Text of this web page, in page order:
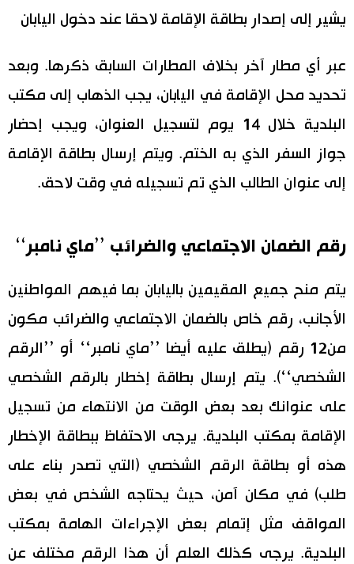
يشير إلى إصدار بطاقة الإقامة لاحقا عند دخول اليابان
عبر أي مطار آخر بخلاف المطارات السابق ذكرها. وبعد
تحديد محل الإقامة في اليابان، يجب الذهاب إلى مكتب
البلدية خلال 14 يوم لتسجيل العنوان، ويجب إحضار
جواز السفر الذي به الختم. ويتم إرسال بطاقة الإقامة
إلى عنوان الطالب الذي تم تسجيله في وقت لاحق.
رقم الضمان الاجتماعي والضرائب ’’ماي نامبر‘‘
يتم منح جميع المقيمين باليابان بما فيهم المواطنين
الأجانب، رقم خاص بالضمان الاجتماعي والضرائب مكون
من12 رقم (يطلق عليه أيضا ’’ماي نامبر‘‘ أو ’’الرقم
الشخصي‘‘). يتم إرسال بطاقة إخطار بالرقم الشخصي
على عنوانك بعد بعض الوقت من الانتهاء من تسجيل
الإقامة بمكتب البلدية. يرجى الاحتفاظ ببطاقة الإخطار
هذه أو بطاقة الرقم الشخصي (التي تصدر بناء على
طلب) في مكان آمن، حيث يحتاجه الشخص في بعض
المواقف مثل إتمام بعض الإجراءات الهامة بمكتب
البلدية. يرجى كذلك العلم أن هذا الرقم مختلف عن